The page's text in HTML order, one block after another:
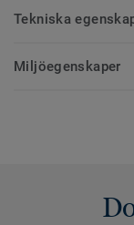
Tekniska
Miljöegenskaper